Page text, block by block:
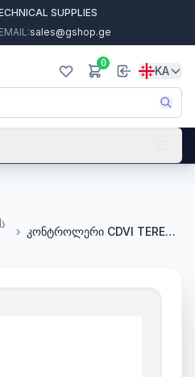
SUPPLIES
EMAIL:sales@gshop.ge
0
KA
› კონტროლერი CDVI TERENA_F0113000002